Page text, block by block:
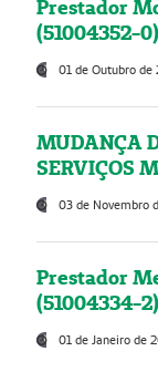
Prestador
(51004352-0)
01 de Outubro de
MUDANÇA
SERVIÇOS
03 de Novembro
Prestador
(51004334-2)
01 de Janeiro de